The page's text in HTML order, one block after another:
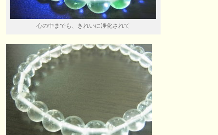
心の中までも、きれいに浄化されて